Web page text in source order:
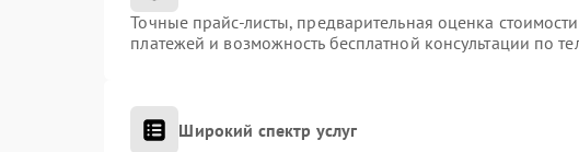
Точные прайс-листы, предварительная оценка
платежей и возможность бесплатной консультации по
Широкий спектр услуг